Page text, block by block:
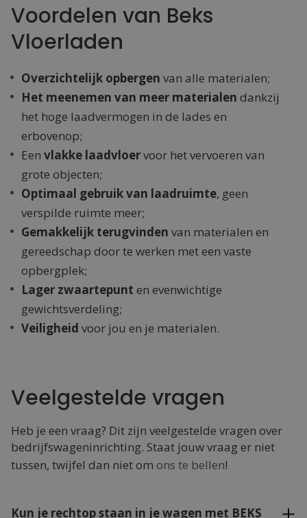
Voordelen van Beks
Vloerladen
Overzichtelijk opbergen van alle materialen;
Het meenemen van meer materialen dankzij
het hoge laadvermogen in de lades en
erbovenop;
Een vlakke laadvloervoor het vervoeren van
grote objecten;
Optimaal gebruik van laadruimte, geen
verspilde ruimte meer;
Gemakkelijk terugvinden van materialen en
gereedschap door te werken met een vaste
opbergplek;
Lager zwaartepunt en evenwichtige
gewichtsverdeling;
Veiligheid voor jou en je materialen.
Veelgestelde vragen
Heb je een vraag? Dit zijn veelgestelde vragen over
bedrijfswageninrichting. Staat jouw vraag er niet
tussen, twijfel dan niet om ons te bellen!
Kun je rechtop staan in je wagen met BEKS